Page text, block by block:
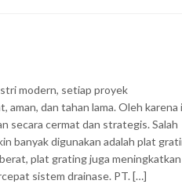
modern, setiap proyek
aman, dan tahan lama. Oleh karena
secara cermat dan strategis. Salah
banyak digunakan adalah plat
plat grating juga meningkatkan
sistem drainase. PT. […]